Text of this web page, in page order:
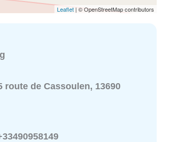
Leaflet | © OpenStreetMap contributors
route de Cassoulen, 13690